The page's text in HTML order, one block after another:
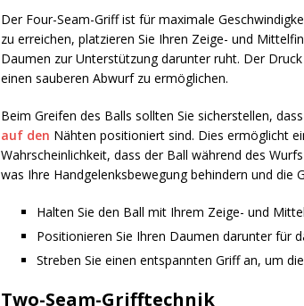
Der Four-Seam-Griff ist für maximale
zu erreichen, platzieren Sie Ihren Zeige- und
Daumen zur Unterstützung darunter ruht. Der
einen sauberen Abwurf zu ermöglichen.
Beim Greifen des Balls sollten Sie sicherstellen,
auf den Nähten positioniert sind. Dies ermöglicht
Wahrscheinlichkeit, dass der Ball während des
was Ihre Handgelenksbewegung behindern und die
Halten Sie den Ball mit Ihrem Zeige- und
Positionieren Sie Ihren Daumen darunter für
Streben Sie einen entspannten Griff an, um
Two-Seam-Grifftechnik